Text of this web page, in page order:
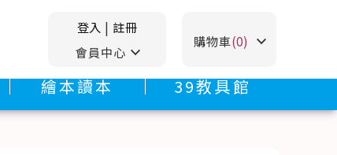
登入 | 註冊
會員中心 stat_minus_1
購物車(0) stat_minus_1
繪本讀本 39教具館